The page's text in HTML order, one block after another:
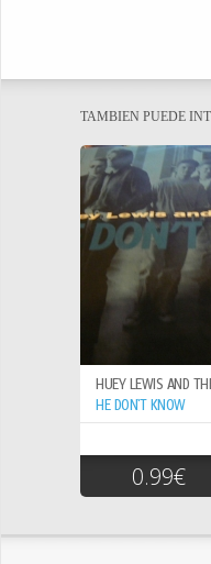
TAMBIEN PUEDE
HUEY LEWIS AND
HE DON`T KNOW
0.99€